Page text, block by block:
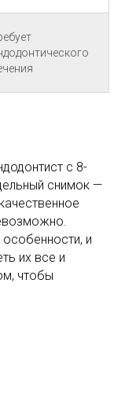
с 8-
снимок —
и
их все и
чтобы